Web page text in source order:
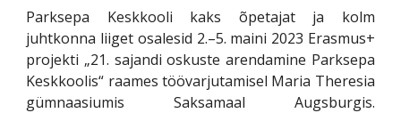
Parksepa Keskkooli kaks õpetajat ja kolm
juhtkonna liiget osalesid 2.–5. maini 2023 Erasmus+
projekti „21. sajandi oskuste arendamine Parksepa
Keskkoolis“ raames töövarjutamisel Maria Theresia
gümnaasiumis Saksamaal Augsburgis.